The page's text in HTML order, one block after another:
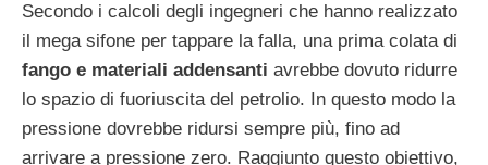
Secondo i calcoli degli ingegneri che hanno realizzato
il mega sifone per tappare la falla, una prima colata di
fango e materiali addensanti avrebbe dovuto ridurre
lo spazio di fuoriuscita del petrolio. In questo modo la
pressione dovrebbe ridursi sempre più, fino ad
arrivare a pressione zero. Raggiunto questo obiettivo,